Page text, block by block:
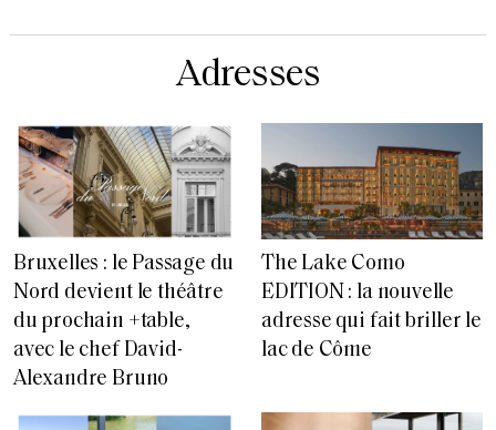
Adresses
Bruxelles : le Passage du
Nord devient le théâtre
du prochain +table,
avec le chef David-
Alexandre Bruno
The Lake Como
EDITION : la nouvelle
adresse qui fait briller le
lac de Côme